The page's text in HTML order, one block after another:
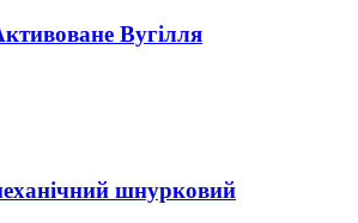
Вугілля
шнурковий